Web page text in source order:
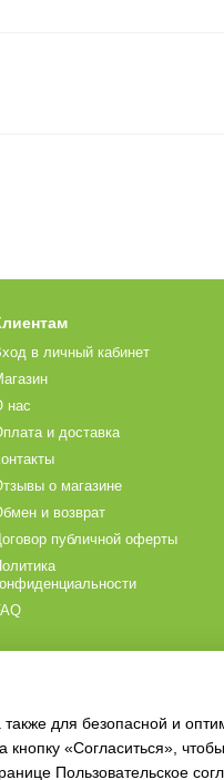
в личный кабинет
нас
и доставка
о магазине
и возврат
публичной оферты
для безопасной и
«Согласиться»,
Пользовательское